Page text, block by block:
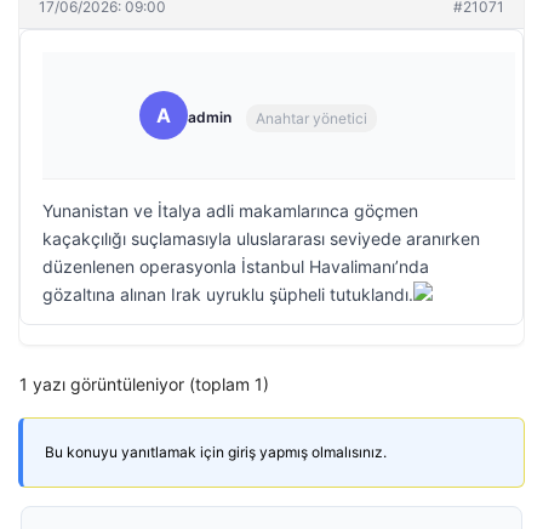
17/06/2026: 09:00 #21071
A admin Anahtar yönetici
Yunanistan ve İtalya adli makamlarınca göçmen
kaçakçılığı suçlamasıyla uluslararası seviyede aranırken
düzenlenen operasyonla İstanbul Havalimanı’nda
gözaltına alınan Irak uyruklu şüpheli tutuklandı.
1 yazı görüntüleniyor (toplam 1)
Bu konuyu yanıtlamak için giriş yapmış olmalısınız.